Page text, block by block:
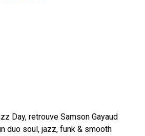
Day, retrouve Samson Gayaud
duo soul, jazz, funk & smooth